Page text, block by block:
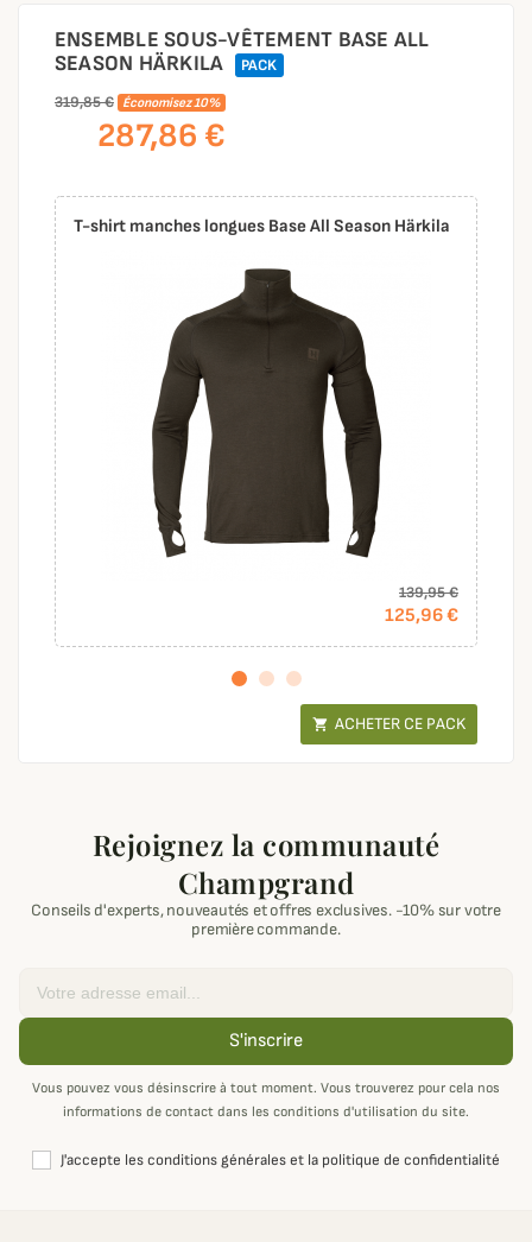
ENSEMBLE SOUS-VÊTEMENT BASE ALL
SEASON HÄRKILA
PACK
319,85 €
Économisez 10%
287,86 €
T-shirt manches longues Base All Season Härkila
139,95 €
125,96 €
 ACHETER CE PACK
Rejoignez la communauté
Champgrand
Conseils d'experts, nouveautés et offres exclusives. -10% sur votre
première commande.
S'inscrire
Vous pouvez vous désinscrire à tout moment. Vous trouverez pour cela nos
informations de contact dans les conditions d'utilisation du site.
J'accepte les conditions générales et la politique de confidentialité